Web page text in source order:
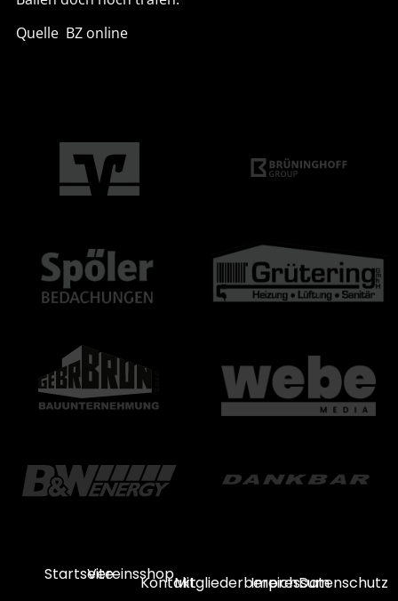
Quelle BZ online
StartseiteVereinsshop
KontaktMitgliederbereich
ImpressumDatenschutz